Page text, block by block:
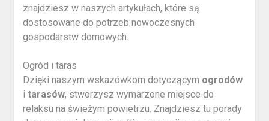
znajdziesz w naszych artykułach, które są
dostosowane do potrzeb nowoczesnych
gospodarstw domowych.
Ogród i taras
Dzięki naszym wskazówkom dotyczącym ogrodów
itarasów, stworzysz wymarzone miejsce do
relaksu na świeżym powietrzu. Znajdziesz tu porady